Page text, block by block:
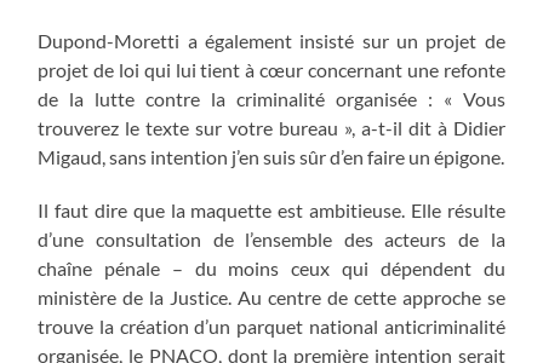
Dupond-Moretti a également insisté sur un projet de
projet de loi qui lui tient à cœur concernant une refonte
de la lutte contre la criminalité organisée : « Vous
trouverez le texte sur votre bureau », a-t-il dit à Didier
Migaud, sans intention j’en suis sûr d’en faire un épigone.
Il faut dire que la maquette est ambitieuse. Elle résulte
d’une consultation de l’ensemble des acteurs de la
chaîne pénale – du moins ceux qui dépendent du
ministère de la Justice. Au centre de cette approche se
trouve la création d’un parquet national anticriminalité
organisée, le PNACO, dont la première intention serait